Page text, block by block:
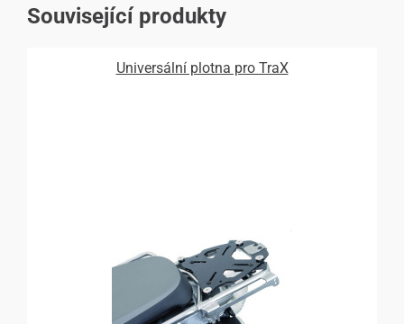
Související produkty
Universální plotna pro TraX